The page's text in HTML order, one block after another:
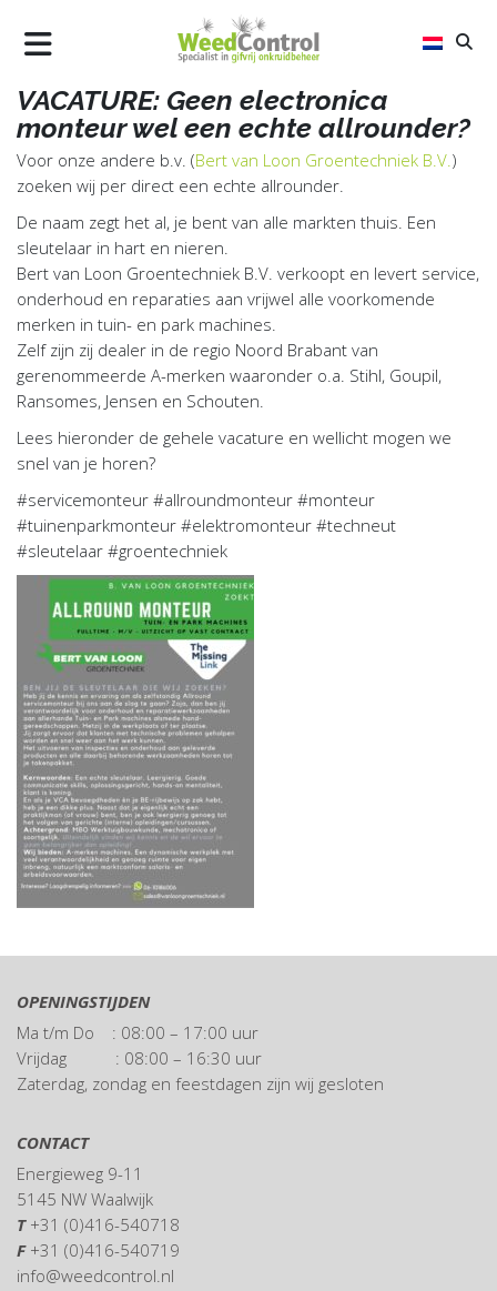
AIR
FLAME
STEEL
ALLTREC
WAAROM WEEDCONTROL B.V.
UPDATES
CONTACT
VACATURE: Geen electronica
monteur wel een echte allrounder?
Voor onze andere b.v. (Bert van Loon Groentechniek B.V. )
zoeken wij per direct een echte allrounder.
De naam zegt het al, je bent van alle markten thuis. Een
sleutelaar in hart en nieren.
Bert van Loon Groentechniek B.V. verkoopt en levert service,
onderhoud en reparaties aan vrijwel alle voorkomende
merken in tuin- en park machines.
Zelf zijn zij dealer in de regio Noord Brabant van
gerenommeerde A-merken waaronder o.a. Stihl, Goupil,
Ransomes, Jensen en Schouten.
Lees hieronder de gehele vacature en wellicht mogen we
snel van je horen?
#servicemonteur #allroundmonteur #monteur
#tuinenparkmonteur #elektromonteur #techneut
#sleutelaar #groentechniek
OPENINGSTIJDEN
Ma t/m Do : 08:00 – 17:00 uur
Vrijdag : 08:00 – 16:30 uur
Zaterdag, zondag en feestdagen zijn wij gesloten
CONTACT
Energieweg 9-11
5145 NW Waalwijk
T +31 (0)416-540718
F +31 (0)416-540719
info@weedcontrol.nl